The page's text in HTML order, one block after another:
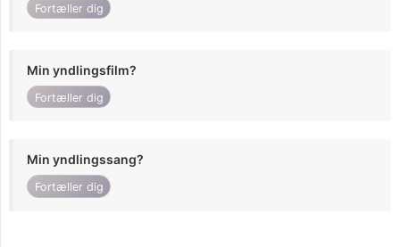
Fortæller dig
Min yndlingsfilm?
Fortæller dig
Min yndlingssang?
Fortæller dig